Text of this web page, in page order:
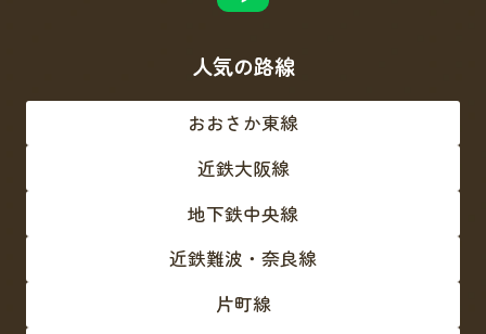
人気の路線
おおさか東線
近鉄大阪線
地下鉄中央線
近鉄難波・奈良線
片町線